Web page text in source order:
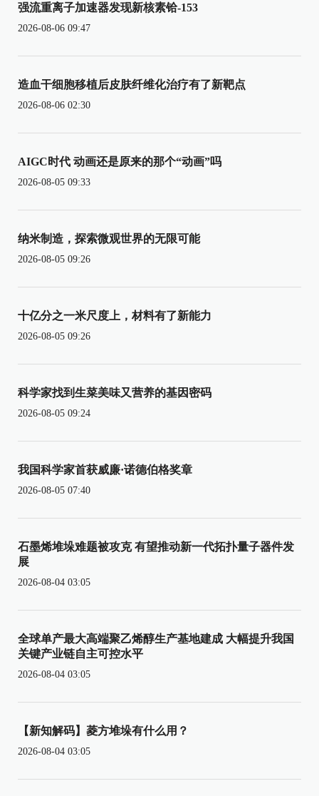
强流重离子加速器发现新核素铪-153
2026-08-06 09:47
造血干细胞移植后皮肤纤维化治疗有了新靶点
2026-08-06 02:30
AIGC时代 动画还是原来的那个“动画”吗
2026-08-05 09:33
纳米制造，探索微观世界的无限可能
2026-08-05 09:26
十亿分之一米尺度上，材料有了新能力
2026-08-05 09:26
科学家找到生菜美味又营养的基因密码
2026-08-05 09:24
我国科学家首获威廉·诺德伯格奖章
2026-08-05 07:40
石墨烯堆垛难题被攻克 有望推动新一代拓扑量子器件发
展
2026-08-04 03:05
全球单产最大高端聚乙烯醇生产基地建成 大幅提升我国
关键产业链自主可控水平
2026-08-04 03:05
【新知解码】菱方堆垛有什么用？
2026-08-04 03:05